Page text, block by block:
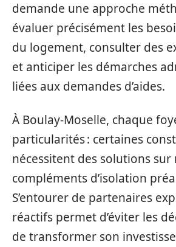
demande une approche
évaluer précisément les
du logement, consulter des
et anticiper les démarches
liées aux demandes d’aides.
À Boulay-Moselle, chaque
particularités : certaines
nécessitent des solutions sur
compléments d’isolation
S’entourer de partenaires
réactifs permet d’éviter les
de transformer son